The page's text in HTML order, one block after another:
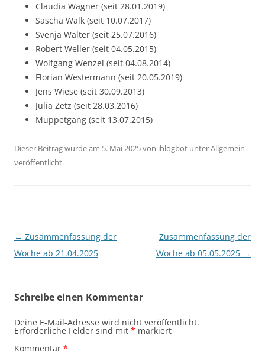
Claudia Wagner (seit 28.01.2019)
Sascha Walk (seit 10.07.2017)
Svenja Walter (seit 25.07.2016)
Robert Weller (seit 04.05.2015)
Wolfgang Wenzel (seit 04.08.2014)
Florian Westermann (seit 20.05.2019)
Jens Wiese (seit 30.09.2013)
Julia Zetz (seit 28.03.2016)
Muppetgang (seit 13.07.2015)
Dieser Beitrag wurde am 5. Mai 2025von iblogbot unterAllgemein
veröffentlicht.
Beitragsnavigation
← Zusammenfassung der
Woche ab 21.04.2025
Zusammenfassung der
Woche ab 05.05.2025 →
Schreibe einen Kommentar
Deine E-Mail-Adresse wird nicht veröffentlicht.
Erforderliche Felder sind mit * markiert
Kommentar *